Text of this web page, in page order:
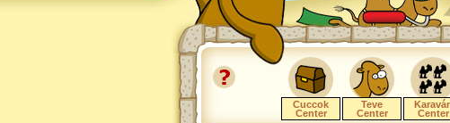
Cuccok
Center
Teve
Center
Center